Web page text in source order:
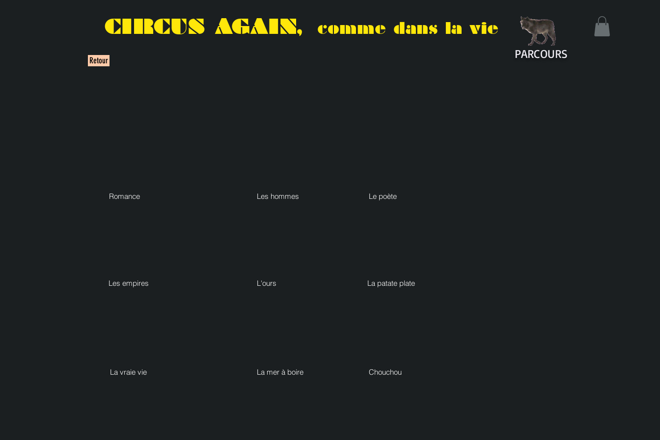
CIRCUS AGAIN, comme dans la vie
Retour PARCOURS
Romance
Les empires
La vraie vie
Les hommes
L'ours
La mer à boire
Le poète
La patate plate
Chouchou